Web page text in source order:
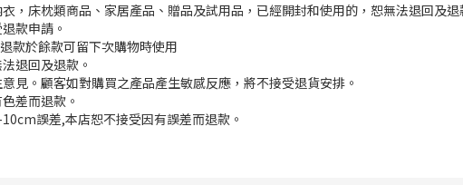
，床枕類商品、家居產品、贈品及試用品，已經開封和使用的，恕無法退回及退
款申請。
款於餘款可留下次購物時使用
退回及退款。
見。顧客如對購買之產品產生敏感反應，將不接受退貨安排。
差而退款。
誤差,本店恕不接受因有誤差而退款。